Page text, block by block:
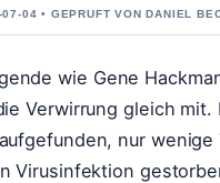
04 • GEPRUFT VON DANIEL
wie Gene
Verwirrung gleich
nur
Virusinfektion